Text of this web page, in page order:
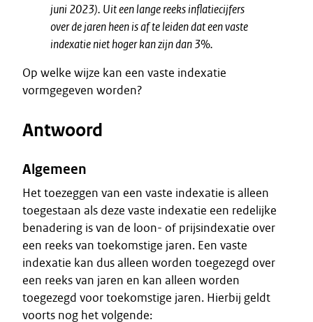
juni 2023). Uit een lange reeks inflatiecijfers
over de jaren heen is af te leiden dat een vaste
indexatie niet hoger kan zijn dan 3%.
Op welke wijze kan een vaste indexatie
vormgegeven worden?
Antwoord
Algemeen
Het toezeggen van een vaste indexatie is alleen
toegestaan als deze vaste indexatie een redelijke
benadering is van de loon- of prijsindexatie over
een reeks van toekomstige jaren. Een vaste
indexatie kan dus alleen worden toegezegd over
een reeks van jaren en kan alleen worden
toegezegd voor toekomstige jaren. Hierbij geldt
voorts nog het volgende: